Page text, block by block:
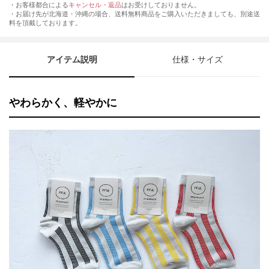
・お客様都合によるキャンセル・返品はお受けしておりません。
・お届け先が北海道・沖縄の場合、送料無料商品をご購入いただきましても、別途送
料を頂戴しております。
アイテム説明 仕様・サイズ
やわらかく、軽やかに